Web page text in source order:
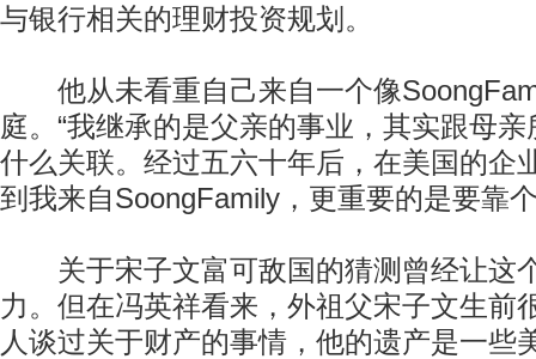
与银行相关的理财投资规划。
他从未看重自己来自一个像
庭。“我继承的是父亲的事业，其实跟母
什么关联。经过五六十年后，在美国的企
到我来自SoongFamily，更重要的是要靠
关于宋子文富可敌国的猜测曾经让这
力。但在冯英祥看来，外祖父宋子文生前
人谈过关于财产的事情，他的遗产是一些